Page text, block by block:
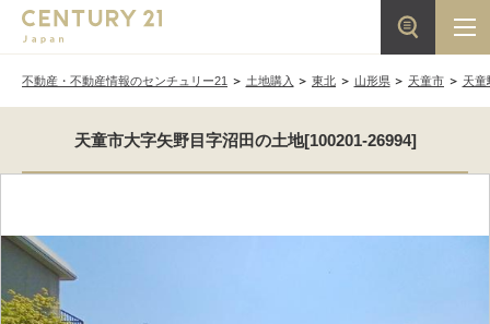
不動産・不動産情報のセンチュリー21 土地購入 東北 山形県 天童市 天童
天童市大字矢野目字沼田の土地[100201-26994]